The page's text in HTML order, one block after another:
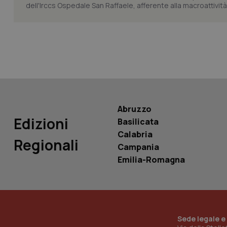
dell'Irccs Ospedale San Raffaele, afferente alla
Edizioni
Regionali
Abruzzo
Basilicata
Calabria
Campania
Emilia-Romagna
Sede legale
_ga_KM60CM4NPH